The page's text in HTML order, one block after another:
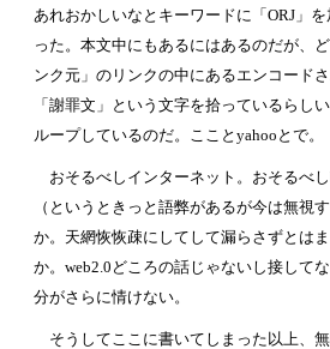
あれおかしいなとキーワードに「ORJ」
った。本文中にもあるにはあるのだが、
ンク元」のリンクの中にあるエンコード
「謝罪文」という文字を拾っているらし
ループしているのだ。こことyahooとで。
おそるべしインターネット。おそるべ
（というときっと語弊があるが今は無視
か。天網恢恢疎にしてして漏らさずとは
か。web2.0どころの話じゃないし接して
分がさらに情けない。
そうしてここに書いてしまった以上、